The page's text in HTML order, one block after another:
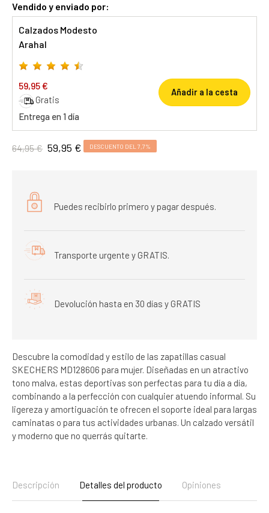
Vendido y enviado por:
Calzados Modesto
Arahal
59,95 €
Gratis
Entrega en 1 día
Añadir a la cesta
64,95 € 59,95 € DESCUENTO DEL 7,7%
Puedes recibirlo primero y pagar después.
Transporte urgente y GRATIS.
Devolución hasta en 30 días y GRATIS
Descubre la comodidad y estilo de las zapatillas casual
SKECHERS MD128606 para mujer. Diseñadas en un atractivo
tono malva, estas deportivas son perfectas para tu día a día,
combinando a la perfección con cualquier atuendo informal. Su
ligereza y amortiguación te ofrecen el soporte ideal para largas
caminatas o para tus actividades urbanas. Un calzado versátil
y moderno que no querrás quitarte.
Descripción Detalles del producto Opiniones